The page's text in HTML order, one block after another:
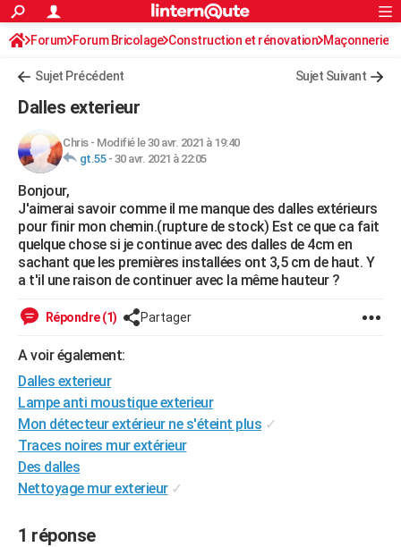
ACTUALITÉS
Politique
Société
Faits Divers
Education
Monde
Villes
+
Retraite
Impôts
Epargne
Immobilier
Risques naturels par ville
Banque
Assurance
Crédit
AUTO
Essais
Réserver un essai
Citadines
Berlines
SUV
Forum auto
+HIGH-TECH
Mobiles
Meilleur smartphone
Internet
Ordinateurs
Jeux vidéo
Guide high-tech
+BRICOLAGE
Forum
Aménagement intérieur
Extérieur
Cuisine
Salle de bains
Jardinage
Rangement
WEEK-END
Guides de France
Escapades
Patrimoine
Expositions
Musées
Week-end nature
LIFESTYLE
SANTE
Alimentation
Guide de la santé
Maladies
Médicaments
Sommeil
VOYAGE
Destinations
City break
Voyage nature
Voyage de noces
Forum
Climat
+PHOTO
GUIDES D'ACHAT
BONS PLANS
CARTE DE VOEUX
Rechercher
S'inscrire
Connexion
Forum Forum Bricolage Construction et rénovation Maçonnerie
Sujet Précédent Sujet Suivant
Dalles exterieur
Chris- Modifié le 30 avr. 2021 à 19:40
gt.55- 30 avr. 2021 à 22:05
Bonjour,
J'aimerai savoir comme il me manque des dalles extérieurs
pour finir mon chemin.(rupture de stock) Est ce que ca fait
quelque chose si je continue avec des dalles de 4cm en
sachant que les premières installées ont 3,5 cm de haut. Y
a t'il une raison de continuer avec la même hauteur ?
Répondre (1) Partager
A voir également:
Dalles exterieur
Lampe anti moustique exterieur
Mon détecteur extérieur ne s'éteint plus ✓
Traces noires mur extérieur
Des dalles
Nettoyage mur exterieur ✓
1 réponse